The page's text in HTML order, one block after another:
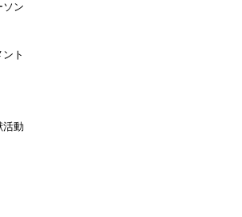
ソン
ト
活動